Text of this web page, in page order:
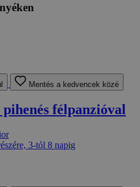
Mentés a kedvencek közé
félpanzióval
3-tól 8 napig